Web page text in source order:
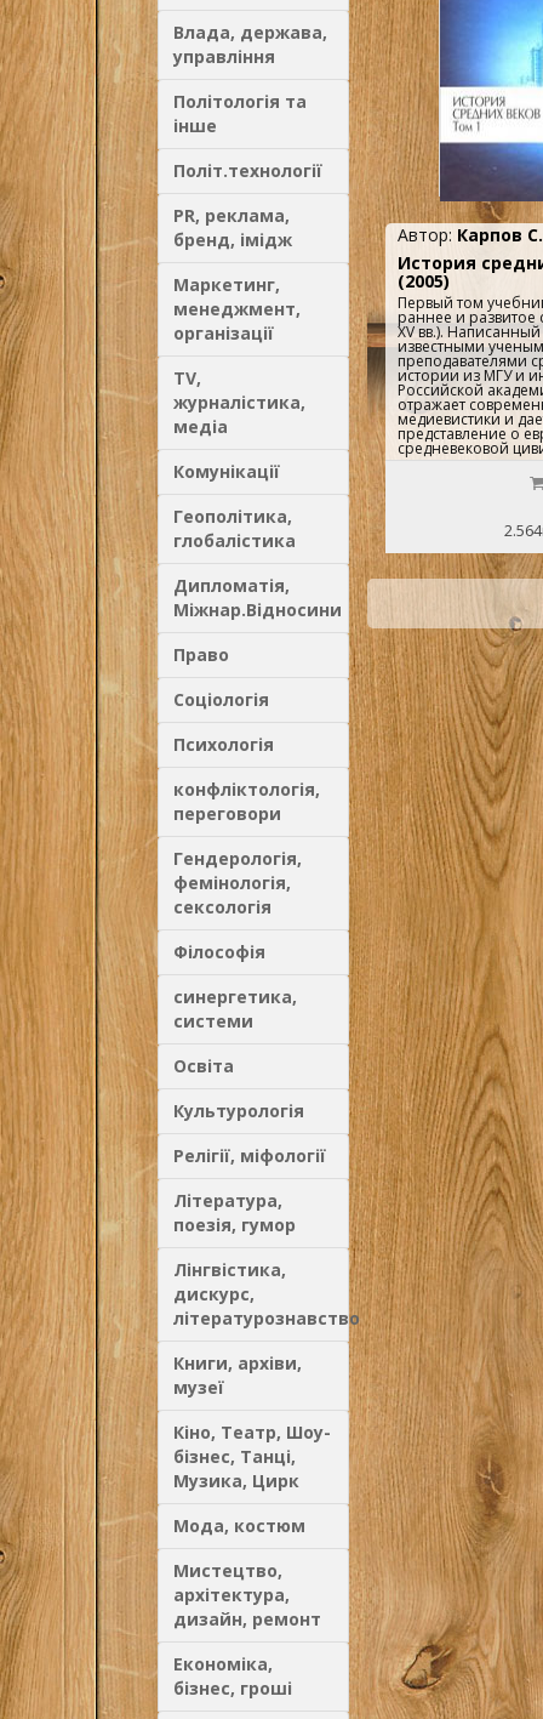
Влада, держава,
управління
Політологія та
інше
Політ.технології
PR, реклама,
бренд, імідж
Маркетинг,
менеджмент,
організації
TV,
журналістика,
медіа
Комунікації
Геополітика,
глобалістика
Дипломатія,
Міжнар.Відносини
Право
Соціологія
Психологія
конфліктологія,
переговори
Гендерологія,
фемінологія,
сексологія
Філософія
синергетика,
системи
Освіта
Культурологія
Релігії, міфології
Література,
поезія, гумор
Лінгвістика,
дискурс,
літературознавство
Книги, архіви,
музеї
Кіно, Театр, Шоу-
бізнес, Танці,
Музика, Цирк
Мода, костюм
Мистецтво,
архітектура,
дизайн, ремонт
Економіка,
бізнес, гроші
Автор: Карпов
История
(2005)
Первый том
раннее и развитое
XV вв.).
известными
преподавателями
истории из МГУ и
Российской
отражает
медиевистики и
представление о
средневековой
студентов
факультетов.Во
излагается
Новое время) —
Показаны
экономическом,
культурном
возникновение
великие
коренные
государственной
Англии, Франции.
внимание
процессам, таким,
Освещаются
общеевропейской
Тридцатилетней —
для развития
исторических